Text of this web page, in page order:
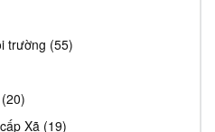
trường (55)
Xã (19)